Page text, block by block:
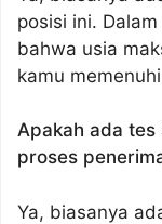
posisi ini.
bahwa usia
kamu
Apakah ada tes
proses
Ya, biasanya